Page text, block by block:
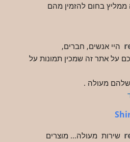
ממליץ בחום להזמין מהם
היי אנשים, חברים,
מעולה .